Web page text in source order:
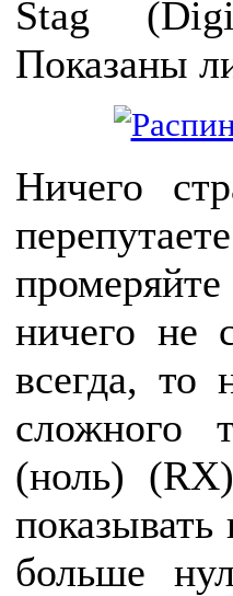
Stag
Показаны
Ничего
ничего не
всегда, то
сложного
(ноль)
показывать
больше